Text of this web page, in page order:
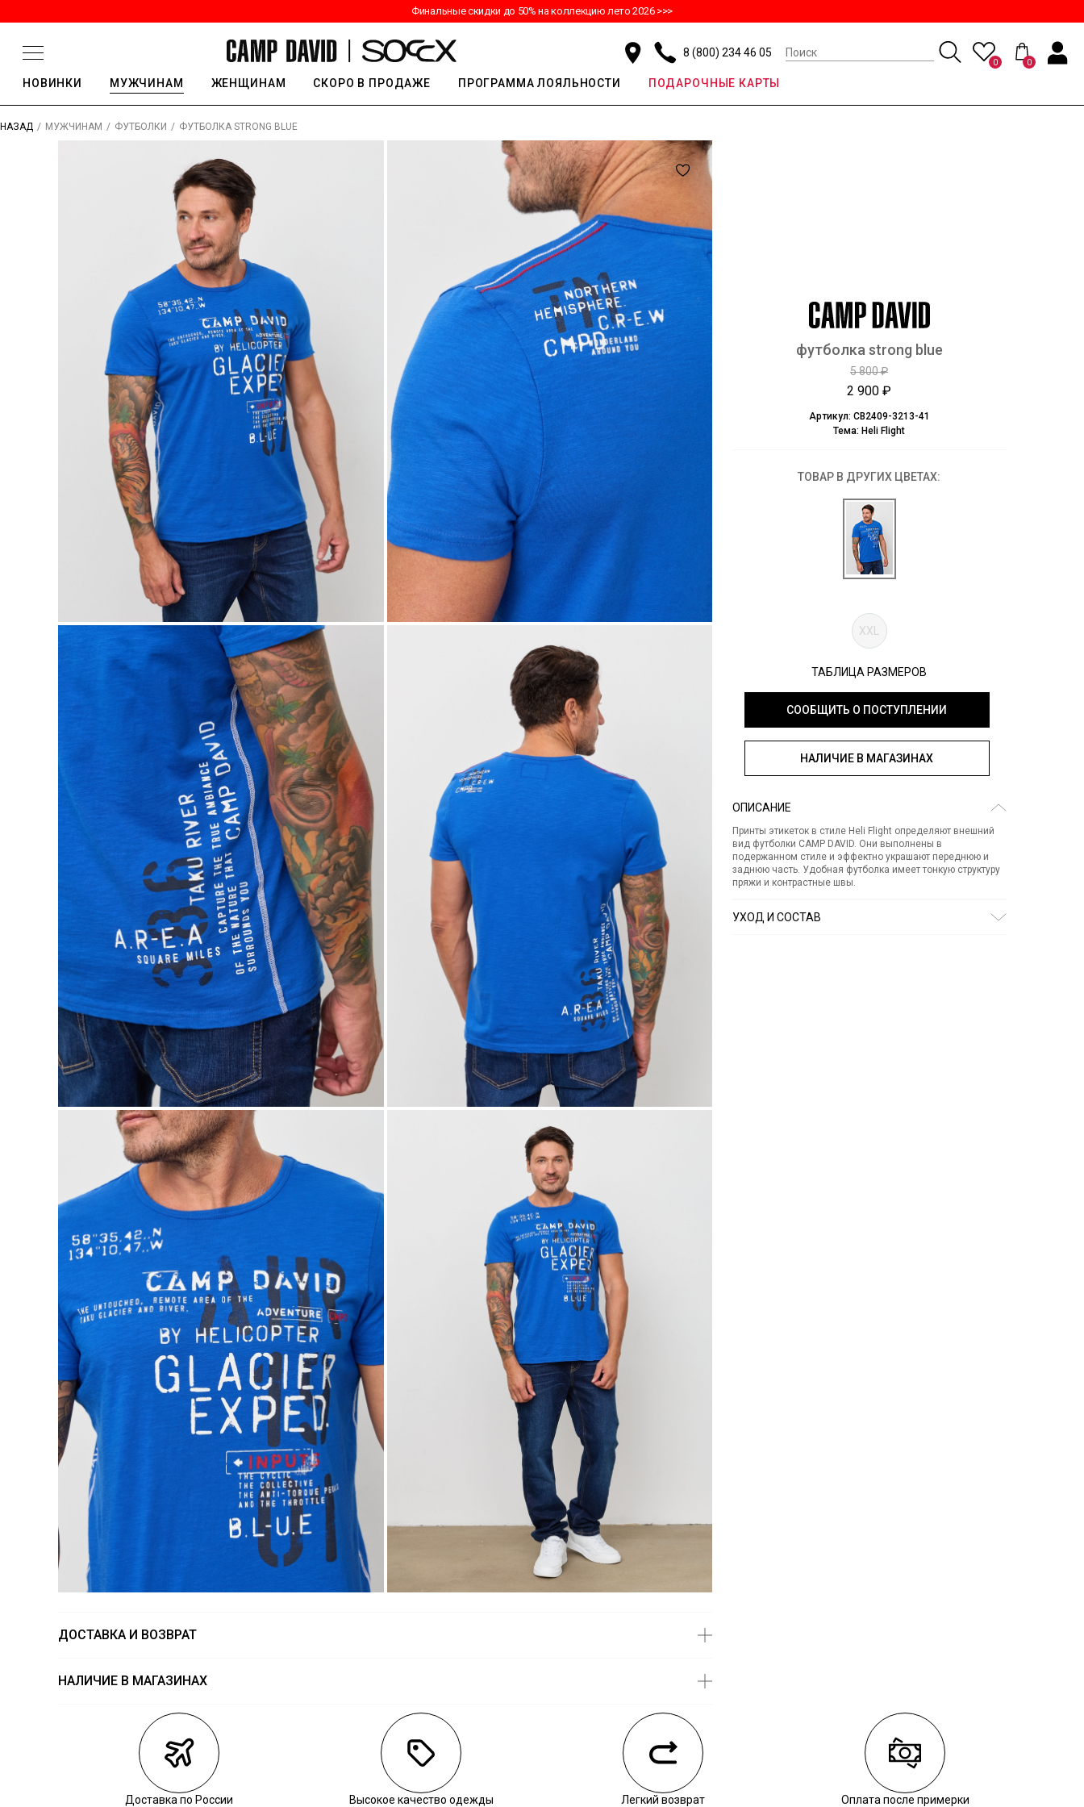
Финальные скидки до 50% на коллекцию лето 2026 >>>
8 (800) 234 46 05
0 0
НОВИНКИ МУЖЧИНАМ ЖЕНЩИНАМ СКОРО В ПРОДАЖЕ ПРОГРАММА ЛОЯЛЬНОСТИ ПОДАРОЧНЫЕ КАРТЫ
НАЗАД / МУЖЧИНАМ / ФУТБОЛКИ / ФУТБОЛКА STRONG BLUE
ДОСТАВКА И ВОЗВРАТ
Курьерская доставка СДЭК
Самовывоз из пункта выдачи СДЭК
Самовывоз из наших магазинов
НАЛИЧИЕ В МАГАЗИНАХ
Обязательно звоните нам, чтобы уточнить наличие.
футболка strong blue
5 800 ₽
2 900 ₽
Артикул: CB2409-3213-41
Тема: Heli Flight
ТОВАР В ДРУГИХ ЦВЕТАХ:
XXL
ТАБЛИЦА РАЗМЕРОВ
СООБЩИТЬ О ПОСТУПЛЕНИИ
НАЛИЧИЕ В МАГАЗИНАХ
ОПИСАНИЕ
Принты этикеток в стиле Heli Flight определяют внешний
вид футболки CAMP DAVID. Они выполнены в
подержанном стиле и эффектно украшают переднюю и
заднюю часть. Удобная футболка имеет тонкую структуру
пряжи и контрастные швы.
УХОД И СОСТАВ
Доставка по России Высокое качество одежды Легкий возврат Оплата после примерки